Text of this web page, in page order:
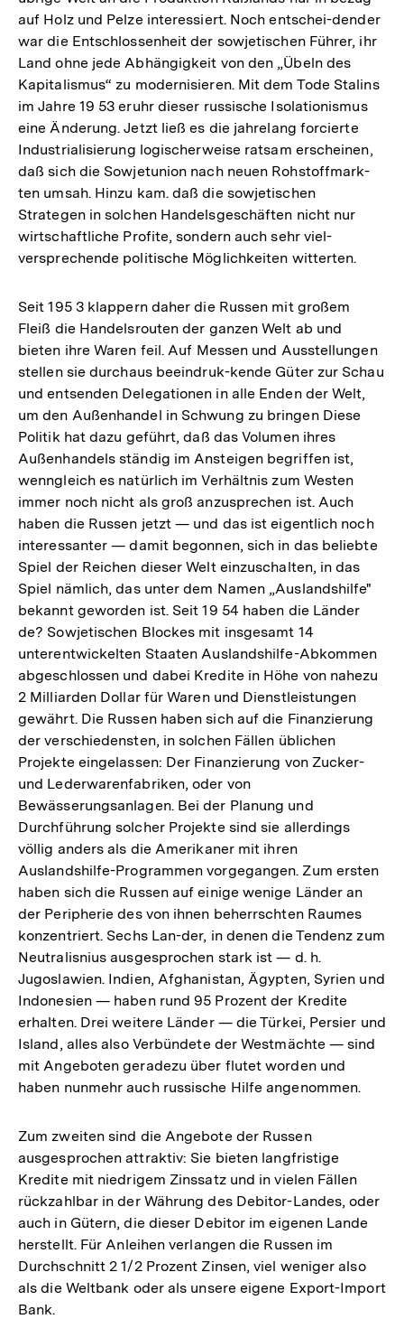
auf Holz und Pelze interessiert. Noch entschei-dender
war die Entschlossenheit der sowjetischen Führer, ihr
Land ohne jede Abhängigkeit von den „Übeln des
Kapitalismus“ zu modernisieren. Mit dem Tode Stalins
im Jahre 19 53 eruhr dieser russische Isolationismus
eine Änderung. Jetzt ließ es die jahrelang forcierte
Industrialisierung logischerweise ratsam erscheinen,
daß sich die Sowjetunion nach neuen Rohstoffmark-
ten umsah. Hinzu kam. daß die sowjetischen
Strategen in solchen Handelsgeschäften nicht nur
wirtschaftliche Profite, sondern auch sehr viel-
versprechende politische Möglichkeiten witterten.
Seit 195 3 klappern daher die Russen mit großem
Fleiß die Handelsrouten der ganzen Welt ab und
bieten ihre Waren feil. Auf Messen und Ausstellungen
stellen sie durchaus beeindruk-kende Güter zur Schau
und entsenden Delegationen in alle Enden der Welt,
um den Außenhandel in Schwung zu bringen Diese
Politik hat dazu geführt, daß das Volumen ihres
Außenhandels ständig im Ansteigen begriffen ist,
wenngleich es natürlich im Verhältnis zum Westen
immer noch nicht als groß anzusprechen ist. Auch
haben die Russen jetzt — und das ist eigentlich noch
interessanter — damit begonnen, sich in das beliebte
Spiel der Reichen dieser Welt einzuschalten, in das
Spiel nämlich, das unter dem Namen „Auslandshilfe"
bekannt geworden ist. Seit 19 54 haben die Länder
de? Sowjetischen Blockes mit insgesamt 14
unterentwickelten Staaten Auslandshilfe-Abkommen
abgeschlossen und dabei Kredite in Höhe von nahezu
2 Milliarden Dollar für Waren und Dienstleistungen
gewährt. Die Russen haben sich auf die Finanzierung
der verschiedensten, in solchen Fällen üblichen
Projekte eingelassen: Der Finanzierung von Zucker-
und Lederwarenfabriken, oder von
Bewässerungsanlagen. Bei der Planung und
Durchführung solcher Projekte sind sie allerdings
völlig anders als die Amerikaner mit ihren
Auslandshilfe-Programmen vorgegangen. Zum ersten
haben sich die Russen auf einige wenige Länder an
der Peripherie des von ihnen beherrschten Raumes
konzentriert. Sechs Lan-der, in denen die Tendenz zum
Neutralisnius ausgesprochen stark ist — d. h.
Jugoslawien. Indien, Afghanistan, Ägypten, Syrien und
Indonesien — haben rund 95 Prozent der Kredite
erhalten. Drei weitere Länder — die Türkei, Persier und
Island, alles also Verbündete der Westmächte — sind
mit Angeboten geradezu über flutet worden und
haben nunmehr auch russische Hilfe angenommen.
Zum zweiten sind die Angebote der Russen
ausgesprochen attraktiv: Sie bieten langfristige
Kredite mit niedrigem Zinssatz und in vielen Fällen
rückzahlbar in der Währung des Debitor-Landes, oder
auch in Gütern, die dieser Debitor im eigenen Lande
herstellt. Für Anleihen verlangen die Russen im
Durchschnitt 2 1/2 Prozent Zinsen, viel weniger also
als die Weltbank oder als unsere eigene Export-Import
Bank.